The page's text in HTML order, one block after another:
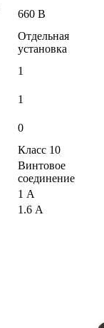
660 В
Отдельная
установка
1
1
0
Класс 10
Винтовое
соединение
1 А
1.6 А